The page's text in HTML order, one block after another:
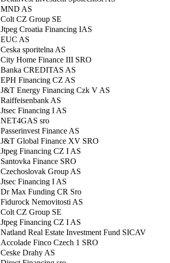
MND AS
Colt CZ Group SE
Jtpeg Croatia Financing IAS
EUC AS
Ceska sporitelna AS
City Home Finance III SRO
Banka CREDITAS AS
EPH Financing CZ AS
J&T Energy Financing Czk V AS
Raiffeisenbank AS
Jtsec Financing I AS
NET4GAS sro
Passerinvest Finance AS
J&T Global Finance XV SRO
Jtpeg Financing CZ I AS
Santovka Finance SRO
Czechoslovak Group AS
Jtsec Financing I AS
Dr Max Funding CR Sro
Fidurock Nemovitosti AS
Colt CZ Group SE
Jtpeg Financing CZ I AS
Natland Real Estate Investment Fund SICAV
Accolade Finco Czech 1 SRO
Ceske Drahy AS